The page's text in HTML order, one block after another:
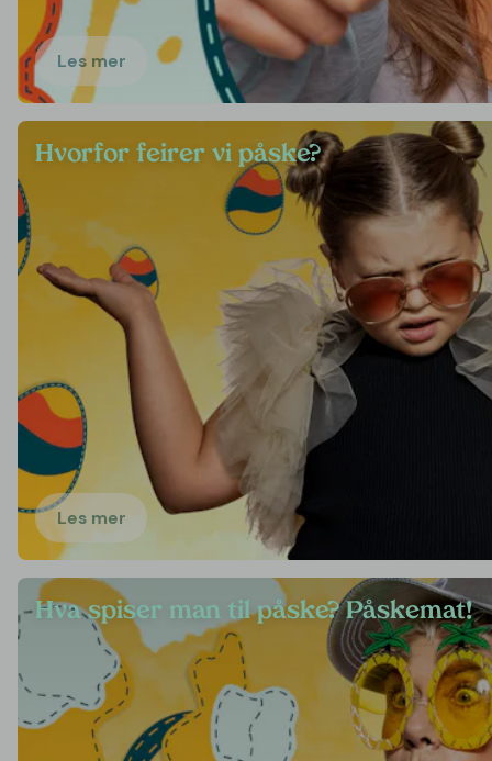
Les mer
Hvorfor feirer vi påske?
Les mer
Hva spiser man til påske? Påskemat!